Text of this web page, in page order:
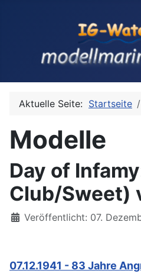
Aktuelle Seite: Startseite
Modelle
Day of
Club/Sweet)
Details
Veröffentlicht: 07.
07.12.1941 - 83 Jahre